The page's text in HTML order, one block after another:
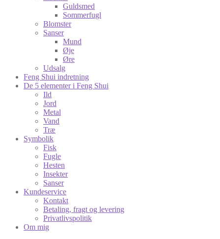
Guldsmed
Sommerfugl
Blomster
Sanser
Mund
Øje
Øre
Udsalg
Feng Shui indretning
De 5 elementer i Feng Shui
Ild
Jord
Metal
Vand
Træ
Symbolik
Fisk
Fugle
Hesten
Insekter
Sanser
Kundeservice
Kontakt
Betaling, fragt og levering
Privatlivspolitik
Om mig